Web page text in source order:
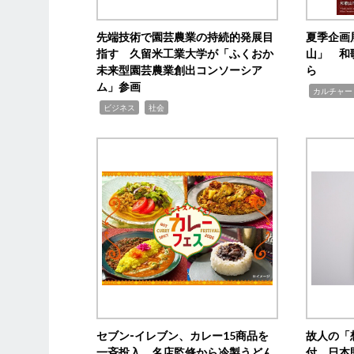
先端技術で園芸農業の持続的発展目
指す 久留米工業大学が「ふくおか
未来型園芸農業創出コンソーシア
ム」参画
ビジネス 社会
夏季企画
山」 和
ら
カルチャー
セブン‐イレブン、カレー15商品を
故人の